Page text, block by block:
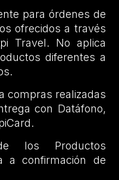
para órdenes de
ofrecidos a través
Travel. No aplica
diferentes a
compras realizadas
con Datáfono,
los Productos
a confirmación de